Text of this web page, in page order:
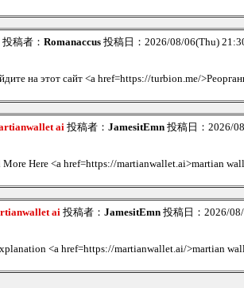
投稿者： Romanaccus 投稿日：2026/08/06(Thu)
на этот сайт <a href=https://turbion.me/
ai 投稿者： JamesitEmn 投稿日：2026/
More Here <a href=https://martianwallet.ai>martian
ai 投稿者： JamesitEmn 投稿日：2026/
<a href=https://martianwallet.ai/>martian